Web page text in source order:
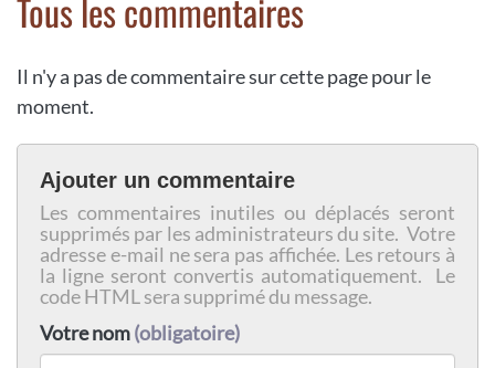
Tous les commentaires
Il n'y a pas de commentaire sur cette page pour le
moment.
Ajouter un commentaire
Les commentaires inutiles ou déplacés seront
supprimés par les administrateurs du site. Votre
adresse e-mail ne sera pas affichée. Les retours à
la ligne seront convertis automatiquement. Le
code HTML sera supprimé du message.
Votre nom(obligatoire)